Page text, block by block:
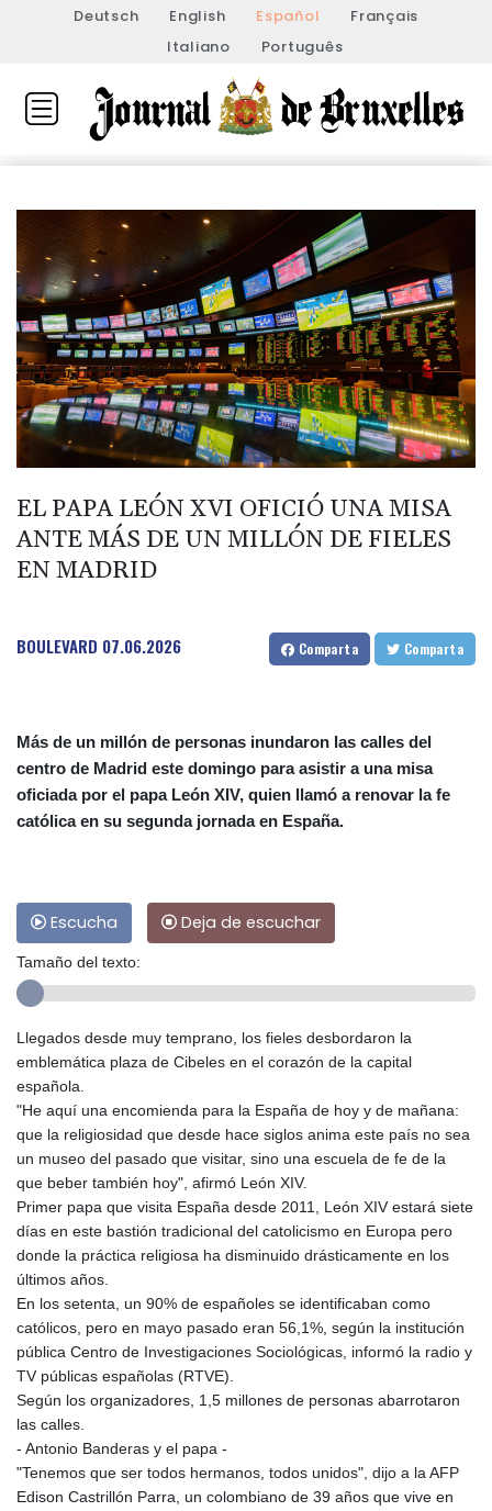
Deutsch English Español
Français
Italiano
Português
EL PAPA LEÓN XVI OFICIÓ UNA MISA
ANTE MÁS DE UN MILLÓN DE FIELES
EN MADRID
BOULEVARD 07.06.2026 Comparta Comparta
Más de un millón de personas inundaron las calles del
centro de Madrid este domingo para asistir a una misa
oficiada por el papa León XIV, quien llamó a renovar la fe
católica en su segunda jornada en España.
Escucha Deja de escuchar
Tamaño del texto:
Llegados desde muy temprano, los fieles desbordaron la
emblemática plaza de Cibeles en el corazón de la capital
española.
"He aquí una encomienda para la España de hoy y de mañana:
que la religiosidad que desde hace siglos anima este país no sea
un museo del pasado que visitar, sino una escuela de fe de la
que beber también hoy", afirmó León XIV.
Primer papa que visita España desde 2011, León XIV estará siete
días en este bastión tradicional del catolicismo en Europa pero
donde la práctica religiosa ha disminuido drásticamente en los
últimos años.
En los setenta, un 90% de españoles se identificaban como
católicos, pero en mayo pasado eran 56,1%, según la institución
pública Centro de Investigaciones Sociológicas, informó la radio y
TV públicas españolas (RTVE).
Según los organizadores, 1,5 millones de personas abarrotaron
las calles.
- Antonio Banderas y el papa -
"Tenemos que ser todos hermanos, todos unidos", dijo a la AFP
Edison Castrillón Parra, un colombiano de 39 años que vive en